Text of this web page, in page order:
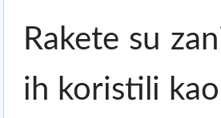
Rakete su
ih koristili